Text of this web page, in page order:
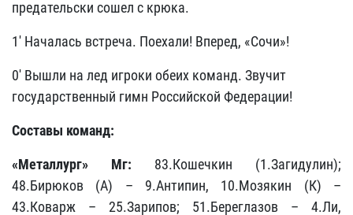
предательски сошел с крюка.
1' Началась встреча. Поехали! Вперед, «Сочи»!
0' Вышли на лед игроки обеих команд. Звучит
государственный гимн Российской Федерации!
Составы команд:
«Металлург» Мг: 83.Кошечкин (1.Загидулин);
48.Бирюков (А) – 9.Антипин, 10.Мозякин (К) –
43.Коварж – 25.Зарипов; 51.Береглазов – 4.Ли,